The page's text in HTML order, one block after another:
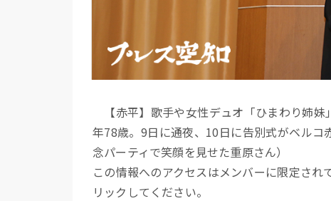
【赤平】歌手や女性デュオ「ひまわり姉
年78歳。9日に通夜、10日に告別式がベル
念パーティで笑顔を見せた重原さん）
この情報へのアクセスはメンバーに限定さ
リックしてください。